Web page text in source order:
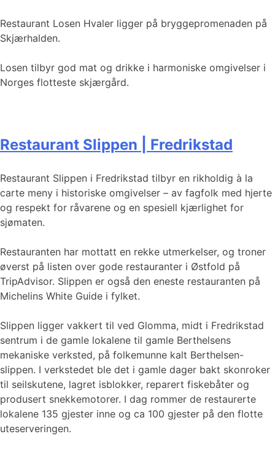
Restaurant Losen Hvaler ligger på bryggepromenaden på
Skjærhalden.
Losen tilbyr god mat og drikke i harmoniske omgivelser i
Norges flotteste skjærgård.
Restaurant Slippen | Fredrikstad
Restaurant Slippen i Fredrikstad tilbyr en rikholdig à la
carte meny i historiske omgivelser – av fagfolk med hjerte
og respekt for råvarene og en spesiell kjærlighet for
sjømaten.
Restauranten har mottatt en rekke utmerkelser, og troner
øverst på listen over gode restauranter i Østfold på
TripAdvisor. Slippen er også den eneste restauranten på
Michelins White Guide i fylket.
Slippen ligger vakkert til ved Glomma, midt i Fredrikstad
sentrum i de gamle lokalene til gamle Berthelsens
mekaniske verksted, på folkemunne kalt Berthelsen-
slippen. I verkstedet ble det i gamle dager bakt skonroker
til seilskutene, lagret isblokker, reparert fiskebåter og
produsert snekkemotorer. I dag rommer de restaurerte
lokalene 135 gjester inne og ca 100 gjester på den flotte
uteserveringen.